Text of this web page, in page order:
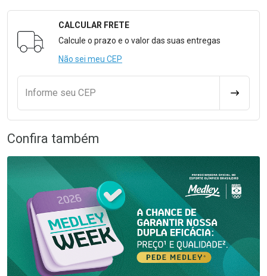
Formulário para Calcular o Frete
CALCULAR FRETE
Calcule o prazo e o valor das suas entregas
Não sei meu CEP
Informe seu CEP
Confira também